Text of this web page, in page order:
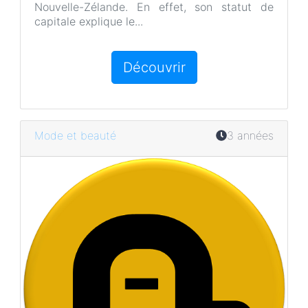
Nouvelle-Zélande. En effet, son statut de
capitale explique le...
Découvrir
Mode et beauté 3 années